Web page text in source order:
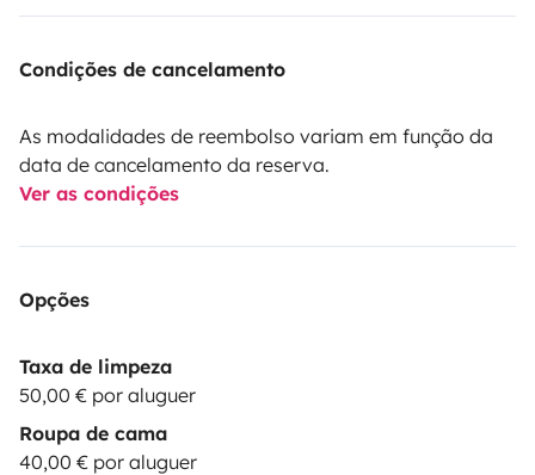
Condições de cancelamento
As modalidades de reembolso variam em função da
data de cancelamento da reserva.
Ver as condições
Opções
Taxa de limpeza
50,00 € por aluguer
Roupa de cama
40,00 € por aluguer